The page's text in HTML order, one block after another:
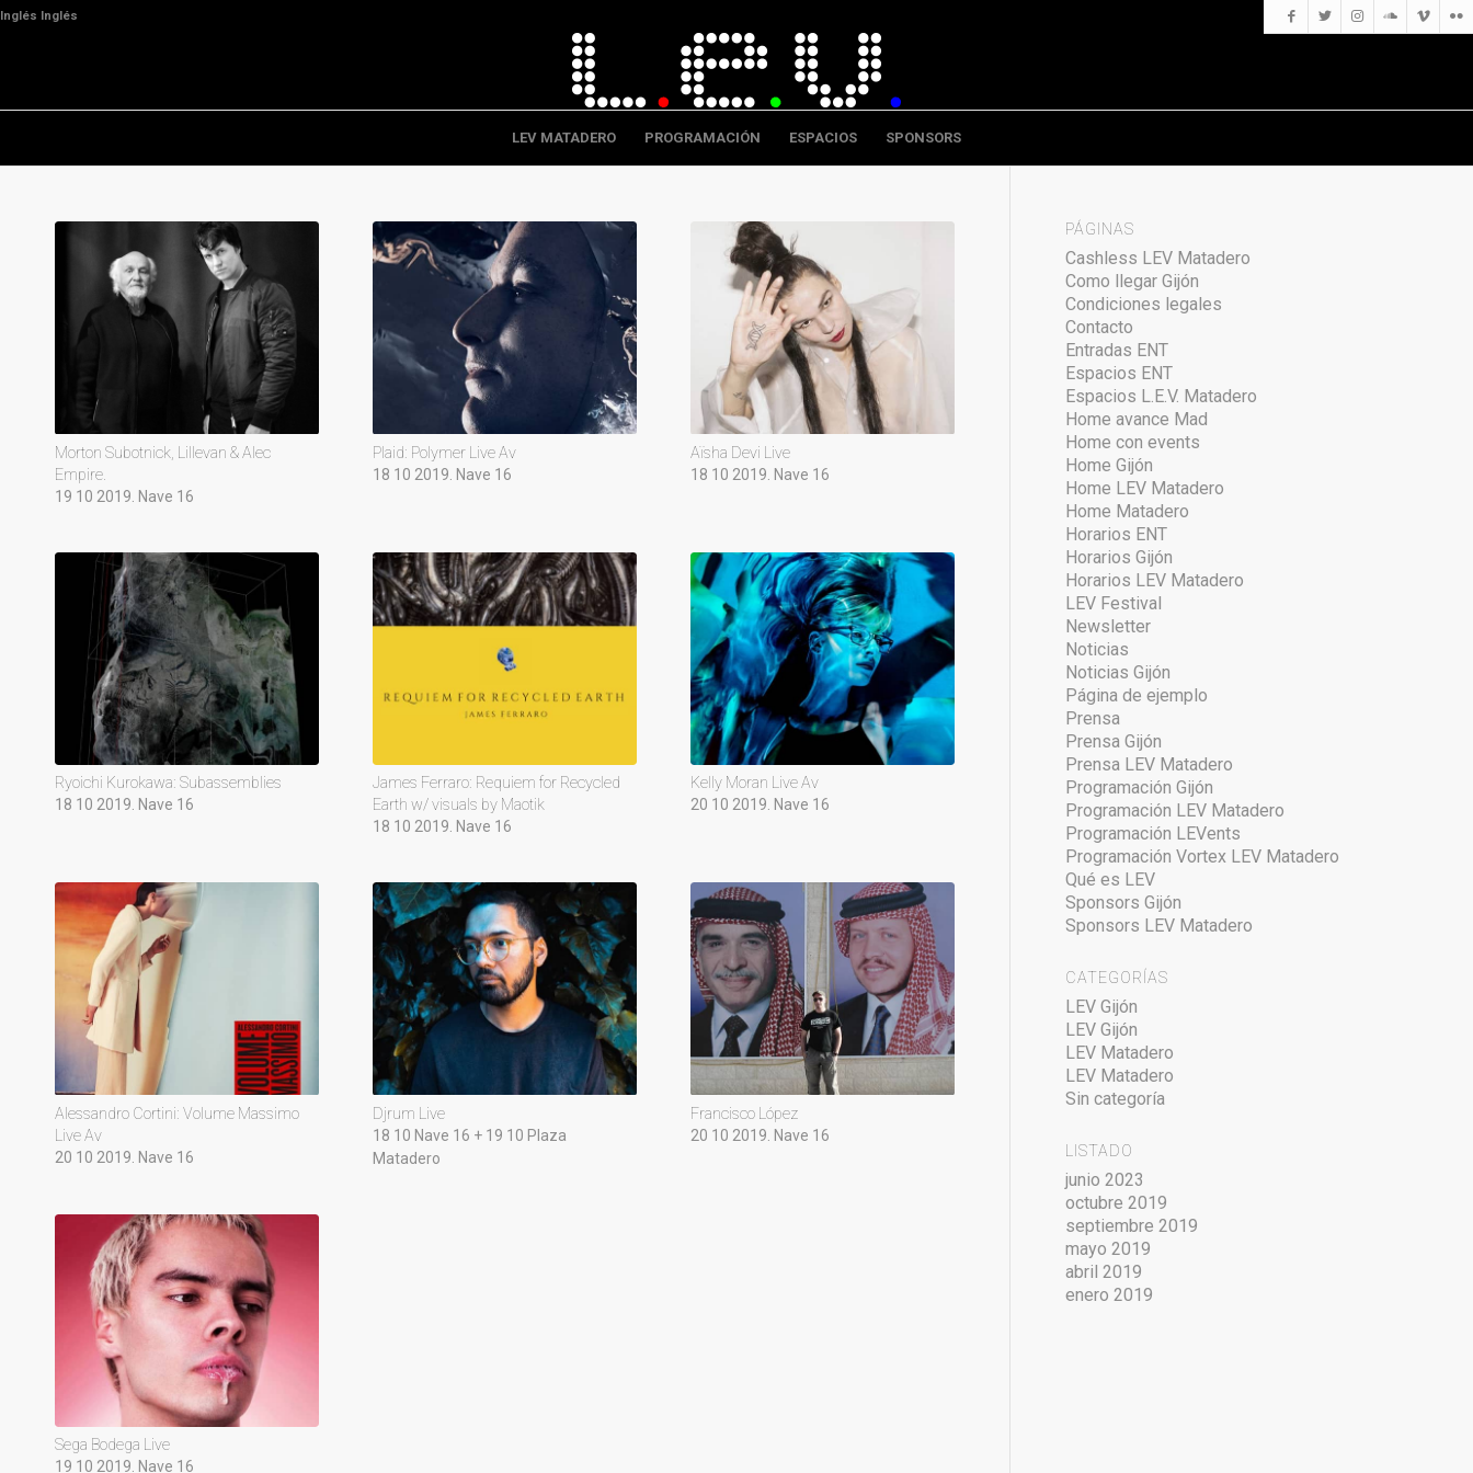
Inglés Inglés
LEV MATADERO PROGRAMACIÓN ESPACIOS SPONSORS
Morton Subotnick, Lillevan & Alec
Empire.
19 10 2019. Nave 16
Plaid: Polymer Live Av
18 10 2019. Nave 16
Aïsha Devi Live
18 10 2019. Nave 16
Ryoichi Kurokawa: Subassemblies
18 10 2019. Nave 16
James Ferraro: Requiem for Recycled
Earth w/ visuals by Maotik
18 10 2019. Nave 16
Kelly Moran Live Av
20 10 2019. Nave 16
Alessandro Cortini: Volume Massimo
Live Av
20 10 2019. Nave 16
Djrum Live
18 10 Nave 16 + 19 10 Plaza
Matadero
Francisco López
20 10 2019. Nave 16
Sega Bodega Live
19 10 2019. Nave 16
PÁGINAS
Cashless LEV Matadero
Como llegar Gijón
Condiciones legales
Contacto
Entradas ENT
Espacios ENT
Espacios L.E.V. Matadero
Home avance Mad
Home con events
Home Gijón
Home LEV Matadero
Home Matadero
Horarios ENT
Horarios Gijón
Horarios LEV Matadero
LEV Festival
Newsletter
Noticias
Noticias Gijón
Página de ejemplo
Prensa
Prensa Gijón
Prensa LEV Matadero
Programación Gijón
Programación LEV Matadero
Programación LEVents
Programación Vortex LEV Matadero
Qué es LEV
Sponsors Gijón
Sponsors LEV Matadero
CATEGORÍAS
LEV Gijón
LEV Gijón
LEV Matadero
LEV Matadero
Sin categoría
LISTADO
junio 2023
octubre 2019
septiembre 2019
mayo 2019
abril 2019
enero 2019